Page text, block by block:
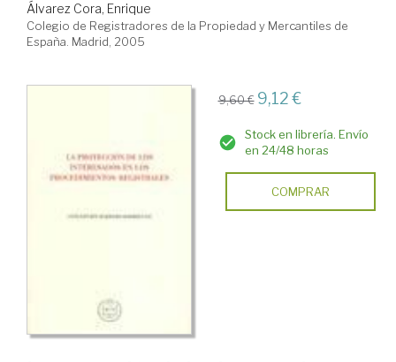
Álvarez Cora, Enrique
Colegio de Registradores de la Propiedad y Mercantiles de
España. Madrid, 2005
9,60 € 9,12 €
Stock en librería. Envío
en 24/48 horas
COMPRAR